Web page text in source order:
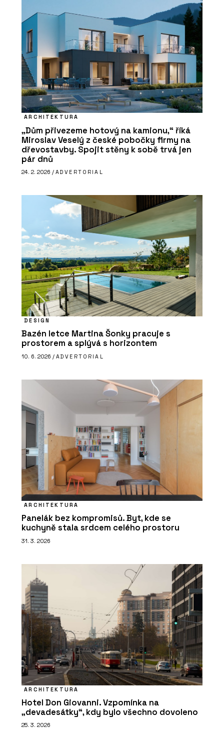
ARCHITEKTURA
„Dům přivezeme hotový na kamionu,“ říká
Miroslav Veselý z české pobočky firmy na
dřevostavby. Spojit stěny k sobě trvá jen
pár dnů
24. 2. 2026 / ADVERTORIAL
DESIGN
Bazén letce Martina Šonky pracuje s
prostorem a splývá s horizontem
10. 6. 2026 / ADVERTORIAL
ARCHITEKTURA
Panelák bez kompromisů. Byt, kde se
kuchyně stala srdcem celého prostoru
31. 3. 2026
ARCHITEKTURA
Hotel Don Giovanni. Vzpomínka na
„devadesátky“, kdy bylo všechno dovoleno
25. 3. 2026